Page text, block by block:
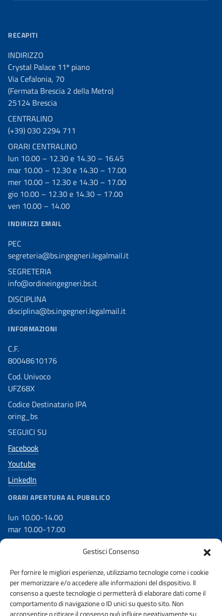
Gestisci Consenso
Per fornire le migliori esperienze, utilizziamo tecnologie come i cookie
per memorizzare e/o accedere alle informazioni del dispositivo. Il
consenso a queste tecnologie ci permetterà di elaborare dati come il
comportamento di navigazione o ID unici su questo sito. Non
acconsentire o ritirare il consenso può influire negativamente su
RECAPITI
INDIRIZZO
Crystal Palace 11º piano
Via Cefalonia, 70
(Fermata Brescia 2 della Metro)
25124 Brescia
CENTRALINO
(+39) 030 2294 711
ORARI CENTRALINO
lun 10.00 – 12.30 e 14.30 – 16.45
mar 10.00 – 12.30 e 14.30 – 17.00
mer 10.00 – 12.30 e 14.30 – 17.00
gio 10.00 – 12.30 e 14.30 – 17.00
ven 10.00 – 14.00
INDIRIZZI EMAIL
PEC
segreteria@bs.ingegneri.legalmail.it
SEGRETERIA
info@ordineingegneri.bs.it
DISCIPLINA
disciplina@bs.ingegneri.legalmail.it
INFORMAZIONI
C.F.
80048610176
Cod. Univoco
UFZ68X
Codice Destinatario IPA
oring_bs
SEGUICI SU
Facebook
Youtube
LinkedIn
ORARI APERTURA AL PUBBLICO
lun 10.00-14.00
mar 10.00-17.00
mer 10.00-17.00